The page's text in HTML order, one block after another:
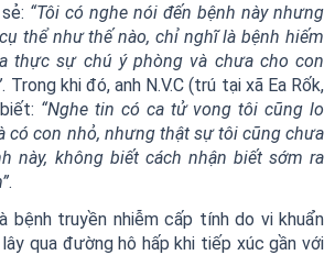
“Tôi có nghe nói đến bệnh này nhưng
thể như thế nào, chỉ nghĩ là bệnh hiếm
thực sự chú ý phòng và chưa cho con
. Trong khi đó, anh N.V.C (trú tại xã Ea Rốk,
“Nghe tin có ca tử vong tôi cũng lo
có con nhỏ, nhưng thật sự tôi cũng chưa
này, không biết cách nhận biết sớm ra
.
bệnh truyền nhiễm cấp tính do vi khuẩn
qua đường hô hấp khi tiếp xúc gần với